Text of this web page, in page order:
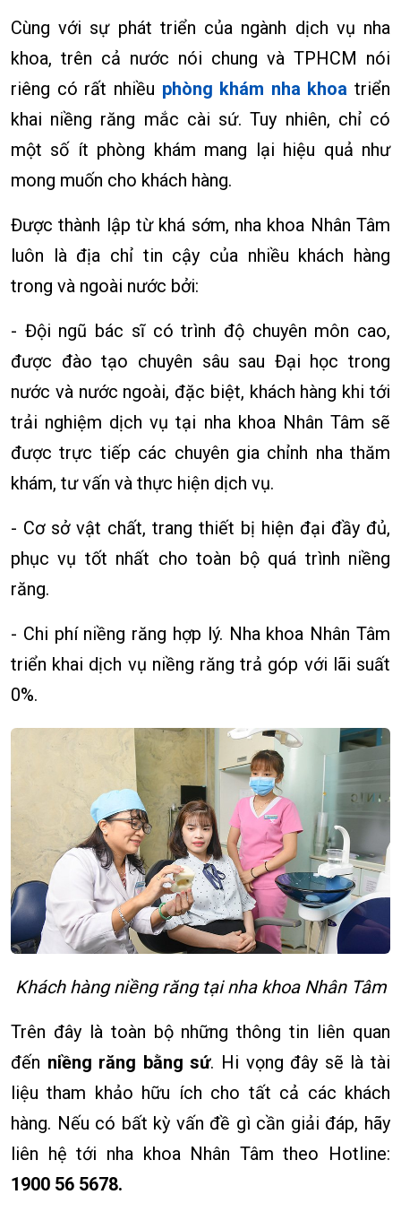
Cùng với sự phát triển của ngành dịch vụ nha
khoa, trên cả nước nói chung và TPHCM nói
riêng có rất nhiều phòng khám nha khoa triển
khai niềng răng mắc cài sứ. Tuy nhiên, chỉ có
một số ít phòng khám mang lại hiệu quả như
mong muốn cho khách hàng.
Được thành lập từ khá sớm, nha khoa Nhân Tâm
luôn là địa chỉ tin cậy của nhiều khách hàng
trong và ngoài nước bởi:
- Đội ngũ bác sĩ có trình độ chuyên môn cao,
được đào tạo chuyên sâu sau Đại học trong
nước và nước ngoài, đặc biệt, khách hàng khi tới
trải nghiệm dịch vụ tại nha khoa Nhân Tâm sẽ
được trực tiếp các chuyên gia chỉnh nha thăm
khám, tư vấn và thực hiện dịch vụ.
- Cơ sở vật chất, trang thiết bị hiện đại đầy đủ,
phục vụ tốt nhất cho toàn bộ quá trình niềng
răng.
- Chi phí niềng răng hợp lý. Nha khoa Nhân Tâm
triển khai dịch vụ niềng răng trả góp với lãi suất
0%.
Khách hàng niềng răng tại nha khoa Nhân Tâm
Trên đây là toàn bộ những thông tin liên quan
đến niềng răng bằng sứ. Hi vọng đây sẽ là tài
liệu tham khảo hữu ích cho tất cả các khách
hàng. Nếu có bất kỳ vấn đề gì cần giải đáp, hãy
liên hệ tới nha khoa Nhân Tâm theo Hotline:
1900 56 5678.